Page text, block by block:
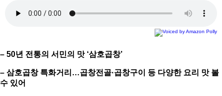
– 50년 전통의 서민의 맛 ‘삼호곱창’
– 삼호곱창 특화거리 …곱창전골·곱창구이 등 다양한 요리 맛 볼
수 있어